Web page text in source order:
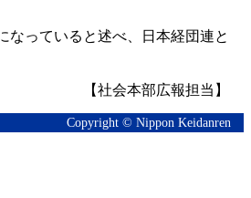
なっていると述べ、日本経団連と
【社会本部広報担当】
Copyright © Nippon Keidanren